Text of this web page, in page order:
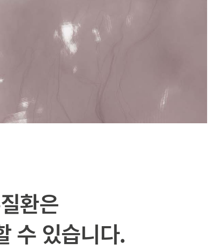
환은
수 있습니다.